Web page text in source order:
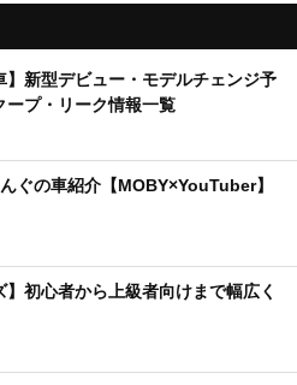
】新型デビュー・モデルチェンジ予
ープ・リーク情報一覧
ぐの車紹介【MOBY×YouTuber】
】初心者から上級者向けまで幅広く